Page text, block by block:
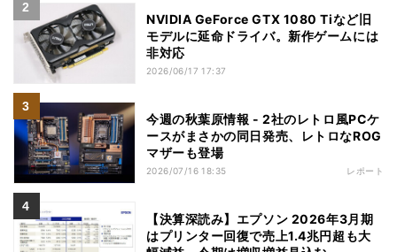
NVIDIA GeForce GTX 1080 Tiなど旧
モデルに延命ドライバ。新作ゲームには
非対応
2026/06/17 17:37
今週の秋葉原情報 - 2社のレトロ風PCケ
ースがまさかの同日発売、レトロなROG
マザーも登場
2026/07/16 18:35 レポート
【決算深読み】エプソン 2026年3月期
はプリンター回復で売上1.4兆円超も大